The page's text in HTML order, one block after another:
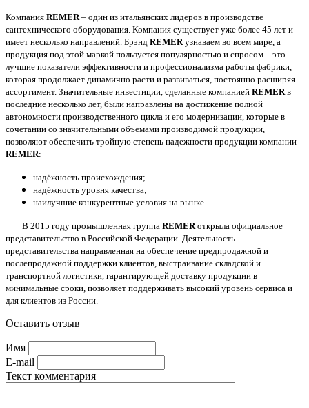
Компания REMER – один из итальянских лидеров в производстве
сантехнического оборудования. Компания существует уже более 45 лет и
имеет несколько направлений. Брэнд REMER узнаваем во всем мире, а
продукция под этой маркой пользуется популярностью и спросом – это
лучшие показатели эффективности и профессионализма работы фабрики,
которая продолжает динамично расти и развиваться, постоянно расширяя
ассортимент. Значительные инвестиции, сделанные компанией REMER в
последние несколько лет, были направлены на достижение полной
автономности производственного цикла и его модернизации, которые в
сочетании со значительными объемами производимой продукции,
позволяют обеспечить тройную степень надежности продукции компании
REMER:
надёжность происхождения;
надёжность уровня качества;
наилучшие конкурентные условия на рынке
В 2015 году промышленная группа REMER открыла официальное
представительство в Российской Федерации. Деятельность
представительства направленная на обеспечение предпродажной и
послепродажной поддержки клиентов, выстраивание складской и
транспортной логистики, гарантирующей доставку продукции в
минимальные сроки, позволяет поддерживать высокий уровень сервиса и
для клиентов из России.
Оставить отзыв
Имя
E-mail
Текст комментария